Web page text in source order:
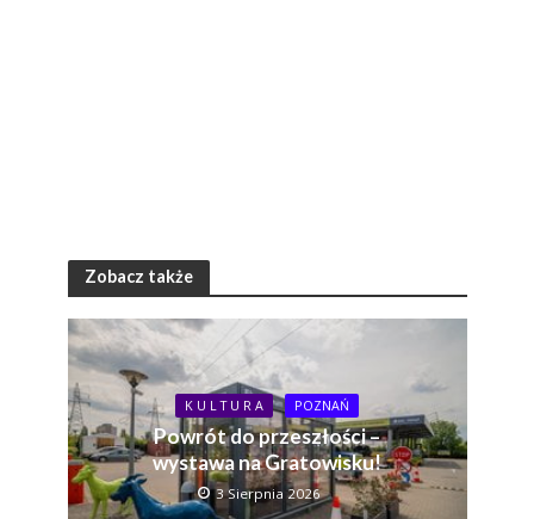
Zobacz także
K U L T U R A POZNAŃ
Powrót do przeszłości –
wystawa na Gratowisku!
3 Sierpnia 2026